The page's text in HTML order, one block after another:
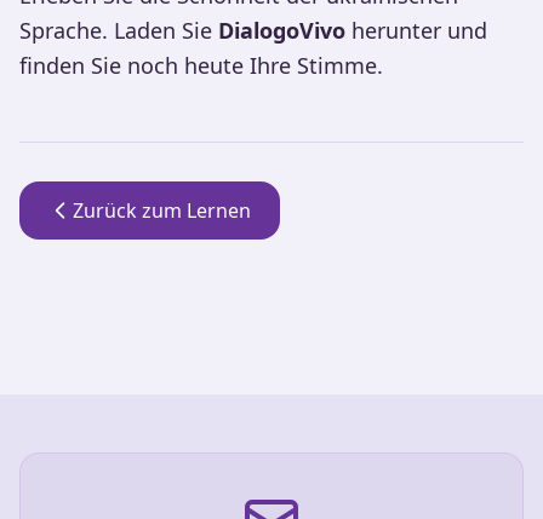
Sprache. Laden Sie DialogoVivo herunter und
finden Sie noch heute Ihre Stimme.
Zurück zum Lernen